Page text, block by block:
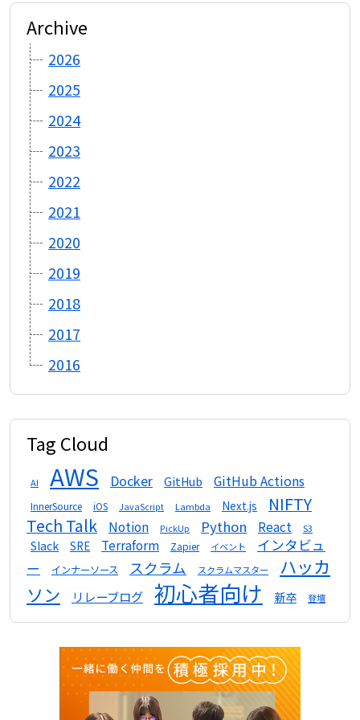
Archive
2026
2025
2024
2023
2022
2021
2020
2019
2018
2017
2016
Tag Cloud
AI AWS Docker GitHub GitHub Actions
InnerSource iOS JavaScript Lambda Next.js
NIFTY
Tech Talk
Notion PickUp Python React S3
Slack SRE Terraform Zapier イベント
インタビュ
ー
インナーソース スクラム スクラムマスター
ハッカ
ソン
リレーブログ 初心者向け 新卒 登壇